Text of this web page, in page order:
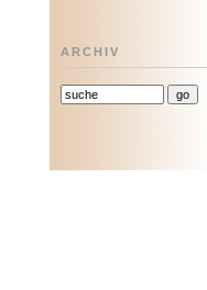
ARCHIV